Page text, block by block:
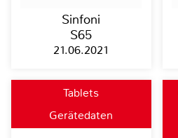
Sinfoni
S65
21.06.2021
Tablets
Gerätedaten